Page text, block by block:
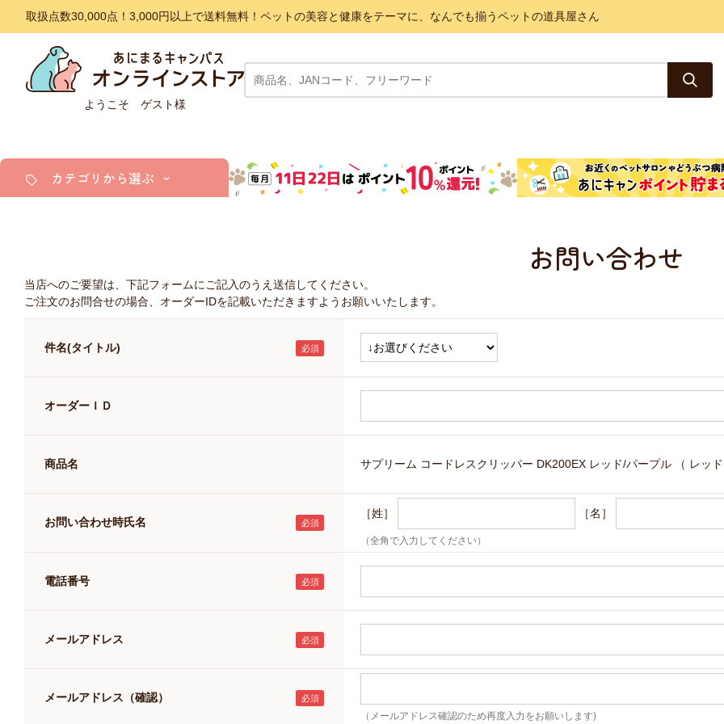
取扱点数30,000点！3,000円以上で送料無料！ペットの美容と健康をテーマに、なんでも揃うペットの道具屋さん
ようこそ ゲスト様
カテゴリから選ぶ
アクア・爬虫類・昆虫
ドッグフード
日用品（デイリー）
リビング雑貨
お問い合わせ
当店へのご要望は、下記フォームにご記入のうえ送信してください。
ご注文のお問合せの場合、オーダーIDを記載いただきますようお願いいたします。
件名(タイトル)
オーダーＩＤ
商品名 サプリーム コードレスクリッパー DK200EX レッド/パープル （ レッ
お問い合わせ時氏名
［姓］ ［名］
（全角で入力してください）
電話番号
メールアドレス
メールアドレス（確認）
（メールアドレス確認のため再度入力をお願いします)